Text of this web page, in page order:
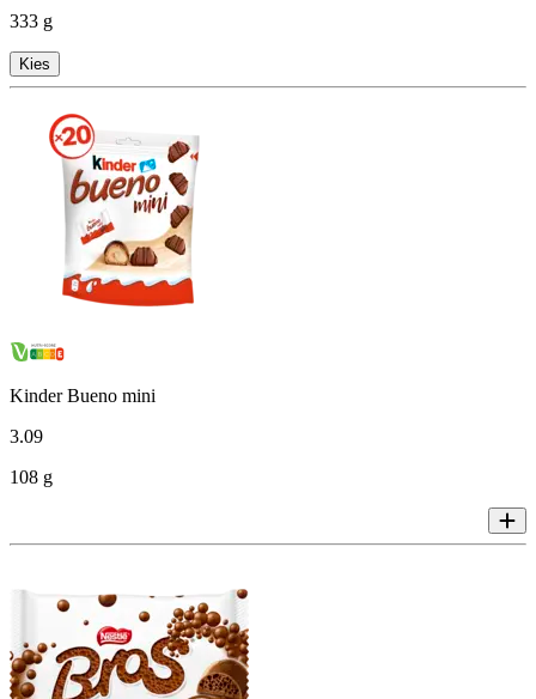
333 g
Kies
Kinder Bueno mini
3.09
108 g